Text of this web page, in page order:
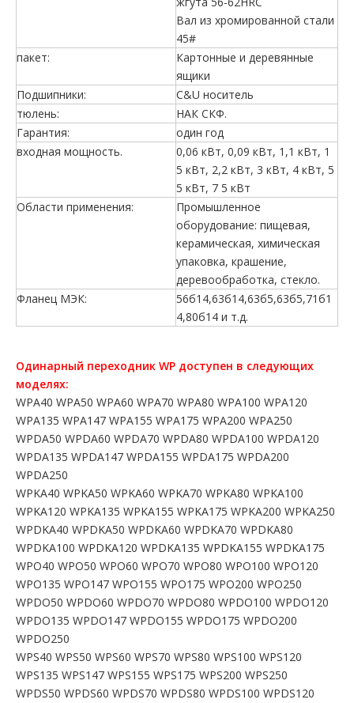
Вал из хромированной стали
45#
пакет:
Картонные и деревянные
ящики
Подшипники:
C&U носитель
тюлень:
НАК СКФ.
Гарантия:
один год
входная мощность.
0,06 кВт, 0,09 кВт, 1,1 кВт, 1
5 кВт, 2,2 кВт, 3 кВт, 4 кВт, 5
5 кВт, 7 5 кВт
Области применения:
Промышленное
оборудование: пищевая,
керамическая, химическая
упаковка, крашение,
деревообработка, стекло.
Фланец МЭК:
56б14,63б14,63б5,63б5,71б1
4,80б14 и т.д.
Одинарный переходник WP доступен в следующих
моделях:
WPA40 WPA50 WPA60 WPA70 WPA80 WPA100 WPA120
WPA135 WPA147 WPA155 WPA175 WPA200 WPA250
WPDA50 WPDA60 WPDA70 WPDA80 WPDA100 WPDA120
WPDA135 WPDA147 WPDA155 WPDA175 WPDA200
WPDA250
WPKA40 WPKA50 WPKA60 WPKA70 WPKA80 WPKA100
WPKA120 WPKA135 WPKA155 WPKA175 WPKA200 WPKA250
WPDKA40 WPDKA50 WPDKA60 WPDKA70 WPDKA80
WPDKA100 WPDKA120 WPDKA135 WPDKA155 WPDKA175
WPO40 WPO50 WPO60 WPO70 WPO80 WPO100 WPO120
WPO135 WPO147 WPO155 WPO175 WPO200 WPO250
WPDO50 WPDO60 WPDO70 WPDO80 WPDO100 WPDO120
WPDO135 WPDO147 WPDO155 WPDO175 WPDO200
WPDO250
WPS40 WPS50 WPS60 WPS70 WPS80 WPS100 WPS120
WPS135 WPS147 WPS155 WPS175 WPS200 WPS250
WPDS50 WPDS60 WPDS70 WPDS80 WPDS100 WPDS120